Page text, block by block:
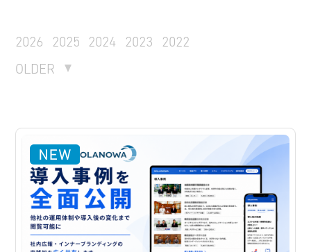
2026 2025 2024 2023
2022
OLDER